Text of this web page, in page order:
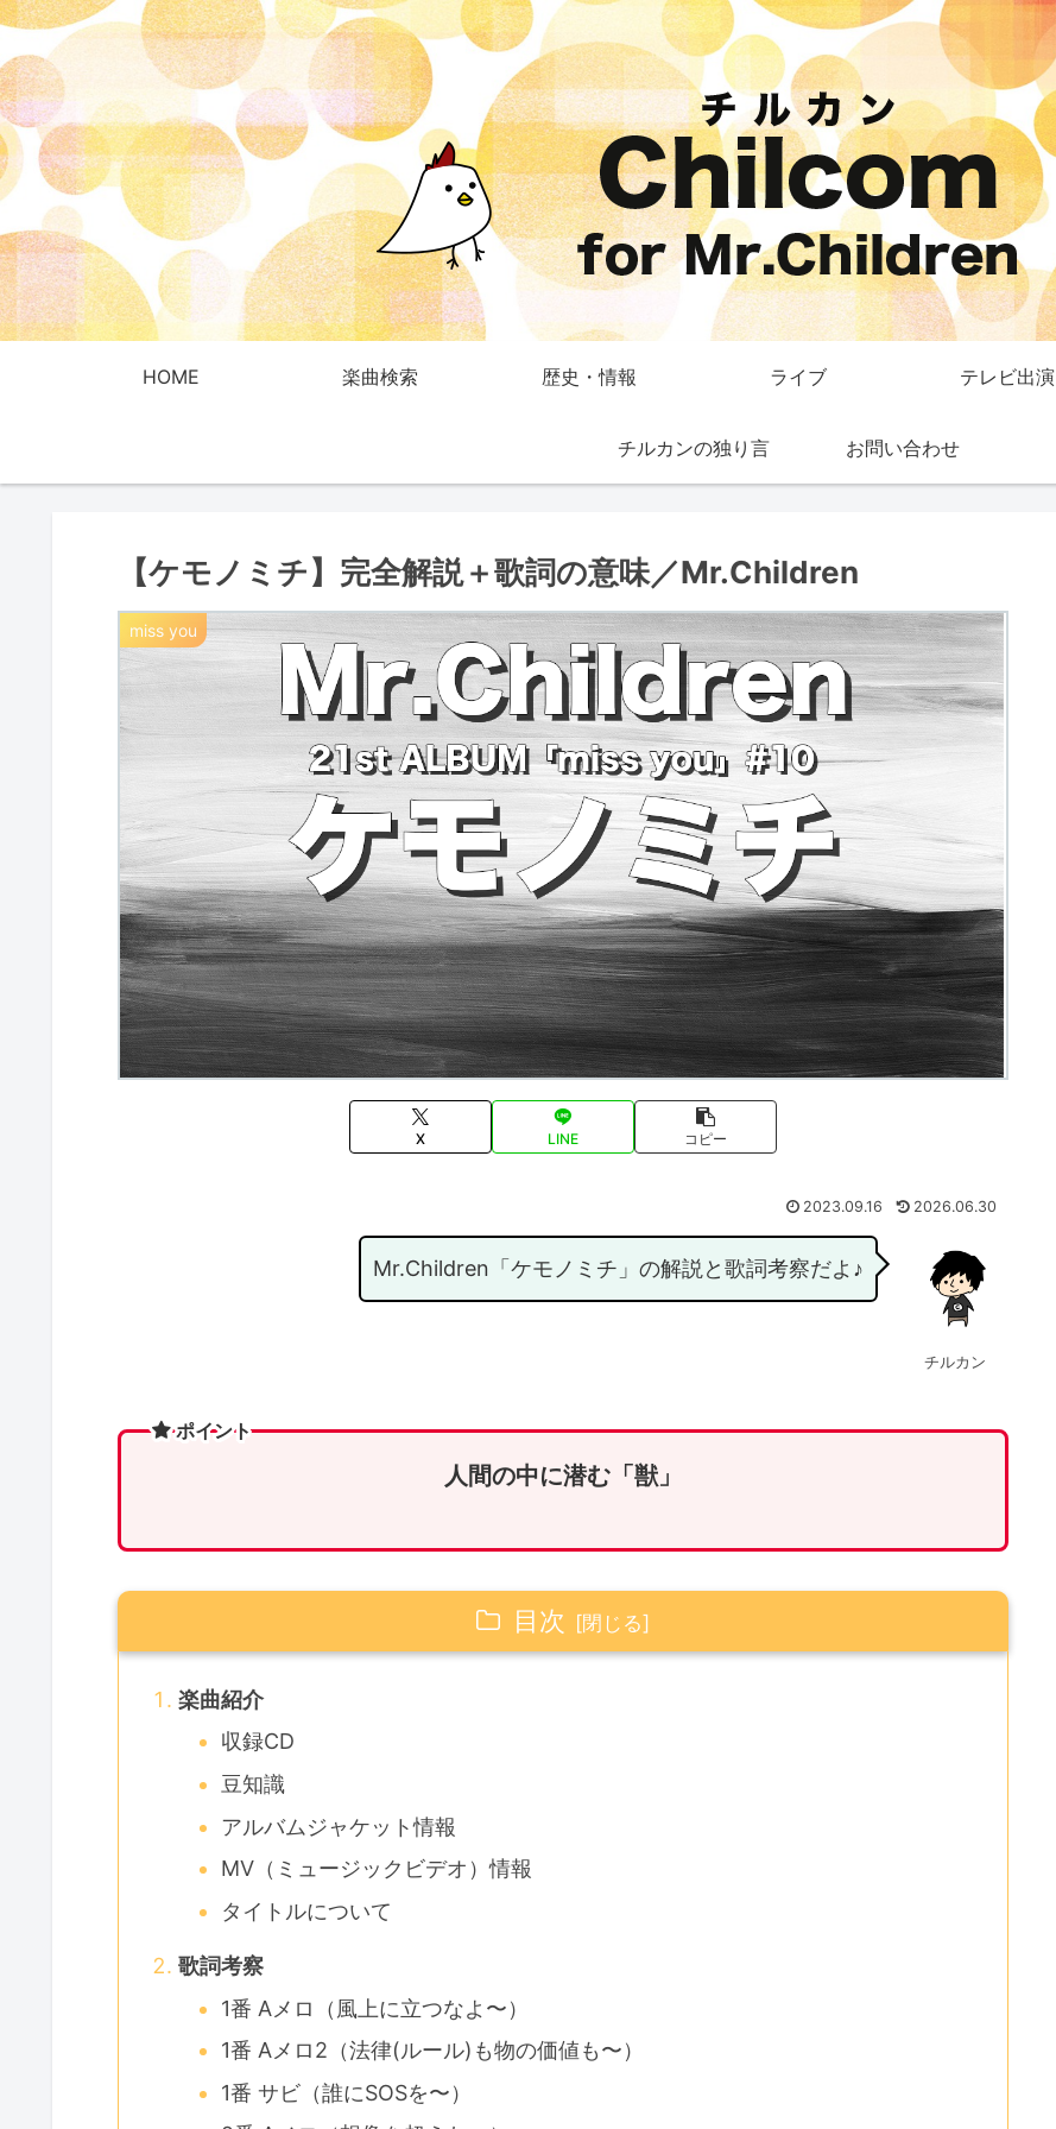
HOME 楽曲検索 歴史・情報 ライブ テレビ出演
チルカンの独り言 お問い合わせ
【ケモノミチ】完全解説＋歌詞の意味／Mr.Children
miss you
X LINE コピー
2023.09.16 2026.06.30
チルカン
Mr.Children「ケモノミチ」の解説と歌詞考察だよ♪
ポイント
人間の中に潜む「獣」
目次
楽曲紹介
収録CD
豆知識
アルバムジャケット情報
MV（ミュージックビデオ）情報
タイトルについて
歌詞考察
1番 Aメロ（風上に立つなよ〜）
1番 Aメロ2（法律(ルール)も物の価値も〜）
1番 サビ（誰にSOSを〜）